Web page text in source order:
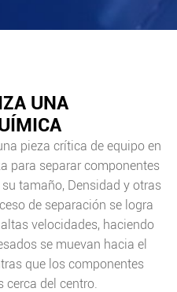
UNA
pieza crítica de equipo en
para separar componentes
tamaño, Densidad y otras
de separación se logra
velocidades, haciendo
se muevan hacia el
que los componentes
cerca del centro.